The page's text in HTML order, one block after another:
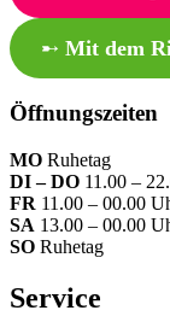
➸ Mit dem
Öffnungszeiten
MO Ruhetag
DI – DO 11.00 –
FR 11.00 – 00.00
SA 13.00 – 00.00
SO Ruhetag
Service